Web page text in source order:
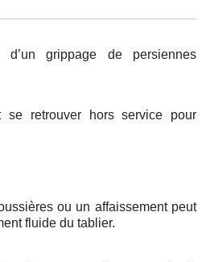
d’un grippage de persiennes
se retrouver hors service pour
ou un affaissement peut
fluide du tablier.